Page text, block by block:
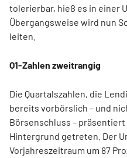
tolerierbar, hieß es in einer
Übergangsweise wird nun
leiten.
Q1-Zahlen zweitrangig
Die Quartalszahlen, die
bereits vorbörslich – und
Börsenschluss –
Hintergrund getreten. Der
Vorjahreszeitraum um 87